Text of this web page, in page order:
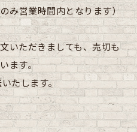
み営業時間内となります）
いただきましても、売切も
ます。
たします。